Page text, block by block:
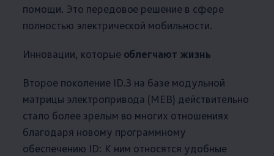
помощи. Это передовое решение в сфере
полностью электрической мобильности.
Инновации, которые облегчают жизнь
Второе поколение ID.3 на базе модульной
матрицы электропривода (MEB) действительно
стало более зрелым во многих отношениях
благодаря новому программному
обеспечению ID: К ним относятся удобные